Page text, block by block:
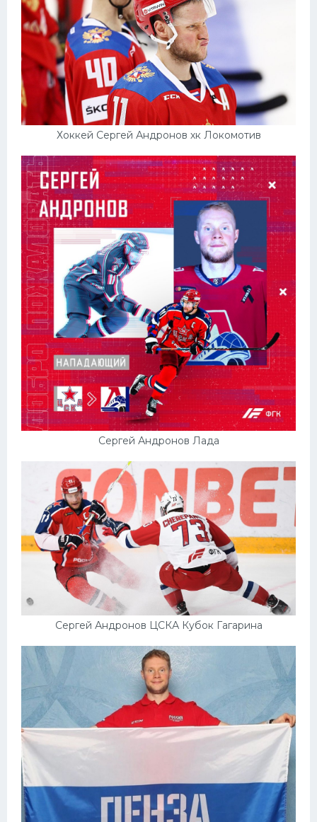
Хоккей Сергей Андронов хк Локомотив
Сергей Андронов Лада
Сергей Андронов ЦСКА Кубок Гагарина